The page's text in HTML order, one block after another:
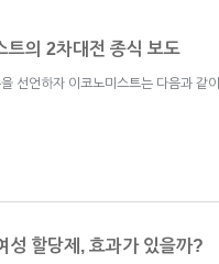
트의 2차대전 종식 보도
선언하자 이코노미스트는 다음과 같
성 할당제, 효과가 있을까?